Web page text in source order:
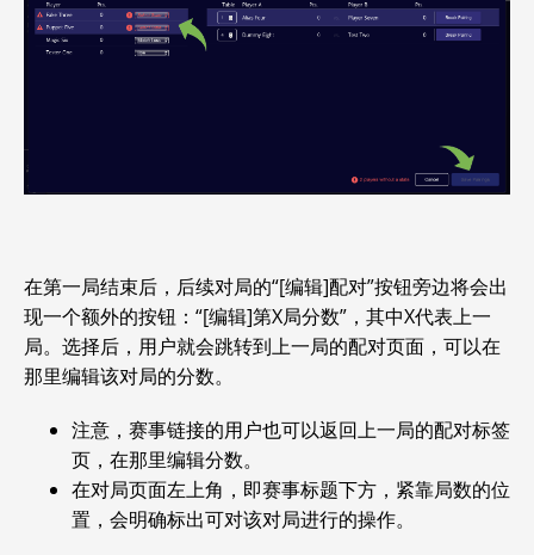
在第一局结束后，后续对局的“[编辑]配对”按钮旁边将会出
现一个额外的按钮：“[编辑]第X局分数”，其中X代表上一
局。选择后，用户就会跳转到上一局的配对页面，可以在
那里编辑该对局的分数。
注意，赛事链接的用户也可以返回上一局的配对标签
页，在那里编辑分数。
在对局页面左上角，即赛事标题下方，紧靠局数的位
置，会明确标出可对该对局进行的操作。